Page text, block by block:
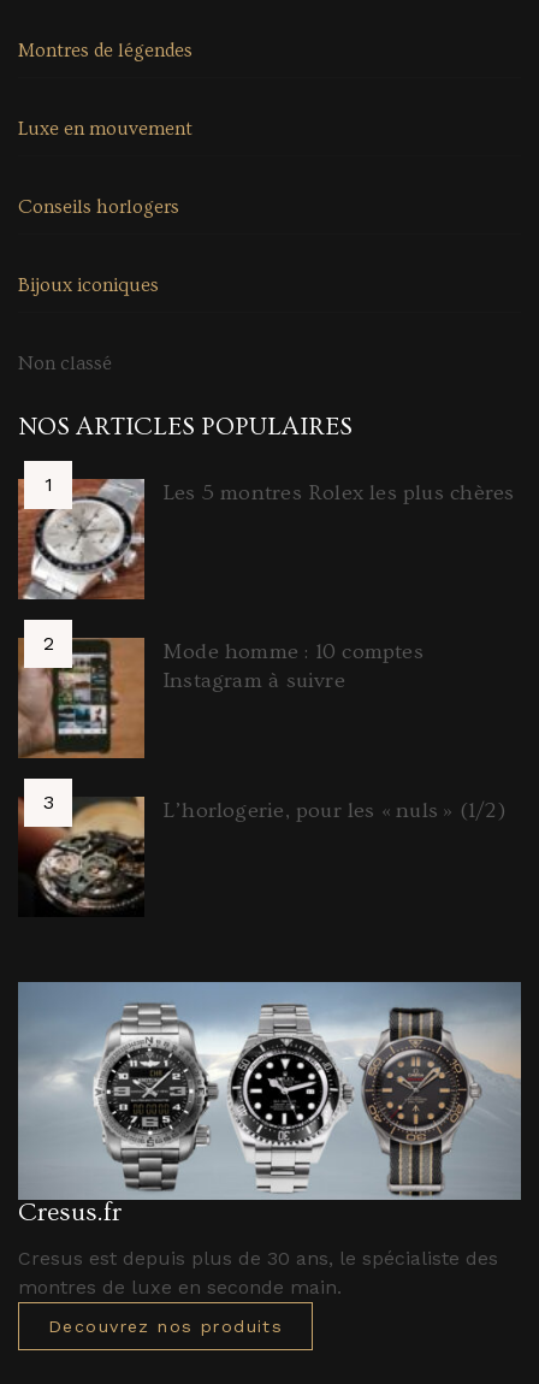
Montres de légendes
Luxe en mouvement
Conseils horlogers
Bijoux iconiques
Non classé
NOS ARTICLES POPULAIRES
Les 5 montres Rolex les plus chères
Mode homme : 10 comptes
Instagram à suivre
L’horlogerie, pour les « nuls » (1/2)
Cresus.fr
Cresus est depuis plus de 30 ans, le spécialiste des
montres de luxe en seconde main.
Decouvrez nos produits